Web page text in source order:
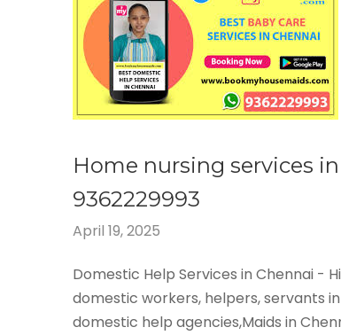
Home nursing services
9362229993
April 19, 2025
Domestic Help Services in Chennai -
domestic workers, helpers, servants
domestic help agencies,Maids in